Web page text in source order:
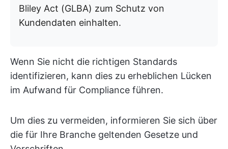
Bliley Act (GLBA) zum Schutz von
Kundendaten einhalten.
Wenn Sie nicht die richtigen Standards
identifizieren, kann dies zu erheblichen Lücken
im Aufwand für Compliance führen.
Um dies zu vermeiden, informieren Sie sich über
die für Ihre Branche geltenden Gesetze und